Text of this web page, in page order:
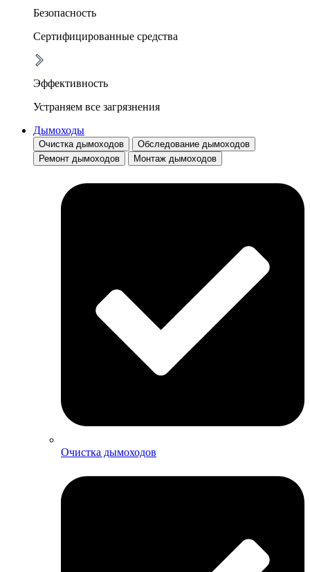
Безопасность
Сертифицированные средства
Эффективность
Устраняем все загрязнения
Дымоходы
Очистка дымоходов
Обследование дымоходов
Ремонт дымоходов
Монтаж дымоходов
Очистка дымоходов